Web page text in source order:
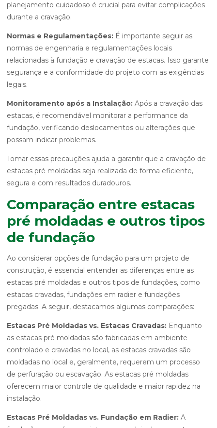
planejamento cuidadoso é crucial para evitar complicações
durante a cravação.
Normas e Regulamentações: É importante seguir as
normas de engenharia e regulamentações locais
relacionadas à fundação e cravação de estacas. Isso garante
segurança e a conformidade do projeto com as exigências
legais.
Monitoramento após a Instalação: Após a cravação das
estacas, é recomendável monitorar a performance da
fundação, verificando deslocamentos ou alterações que
possam indicar problemas.
Tomar essas precauções ajuda a garantir que a cravação de
estacas pré moldadas seja realizada de forma eficiente,
segura e com resultados duradouros.
Comparação entre estacas
pré moldadas e outros tipos
de fundação
Ao considerar opções de fundação para um projeto de
construção, é essencial entender as diferenças entre as
estacas pré moldadas e outros tipos de fundações, como
estacas cravadas, fundações em radier e fundações
pregadas. A seguir, destacamos algumas comparações:
Estacas Pré Moldadas vs. Estacas Cravadas: Enquanto
as estacas pré moldadas são fabricadas em ambiente
controlado e cravadas no local, as estacas cravadas são
moldadas no local e, geralmente, requerem um processo
de perfuração ou escavação. As estacas pré moldadas
oferecem maior controle de qualidade e maior rapidez na
instalação.
Estacas Pré Moldadas vs. Fundação em Radier: A